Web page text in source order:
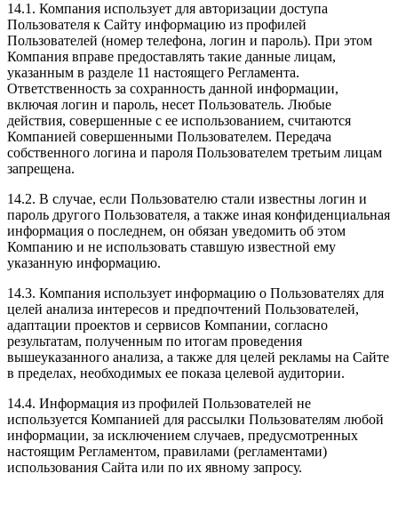
14.1. Компания использует для авторизации доступа
Пользователя к Сайту информацию из профилей
Пользователей (номер телефона, логин и пароль). При этом
Компания вправе предоставлять такие данные лицам,
указанным в разделе 11 настоящего Регламента.
Ответственность за сохранность данной информации,
включая логин и пароль, несет Пользователь. Любые
действия, совершенные с ее использованием, считаются
Компанией совершенными Пользователем. Передача
собственного логина и пароля Пользователем третьим лицам
запрещена.
14.2. В случае, если Пользователю стали известны логин и
пароль другого Пользователя, а также иная конфиденциальная
информация о последнем, он обязан уведомить об этом
Компанию и не использовать ставшую известной ему
указанную информацию.
14.3. Компания использует информацию о Пользователях для
целей анализа интересов и предпочтений Пользователей,
адаптации проектов и сервисов Компании, согласно
результатам, полученным по итогам проведения
вышеуказанного анализа, а также для целей рекламы на Сайте
в пределах, необходимых ее показа целевой аудитории.
14.4. Информация из профилей Пользователей не
используется Компанией для рассылки Пользователям любой
информации, за исключением случаев, предусмотренных
настоящим Регламентом, правилами (регламентами)
использования Сайта или по их явному запросу.